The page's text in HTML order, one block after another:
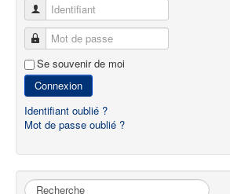
Identifiant
Mot de passe
Se souvenir de moi
Connexion
Identifiant oublié ?
Mot de passe oublié ?
Rechercher